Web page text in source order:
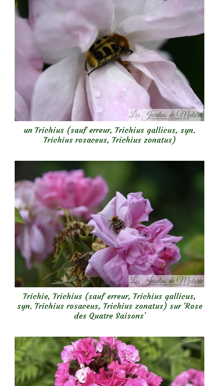
un Trichius (sauf erreur, Trichius gallicus, syn.
Trichius rosaceus, Trichius zonatus)
Trichie, Trichius (sauf erreur, Trichius gallicus,
syn. Trichius rosaceus, Trichius zonatus) sur ‘Rose
des Quatre Saisons’